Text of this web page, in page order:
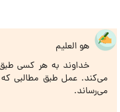
هو العلیم
خداوند به هر کسی
می‌کند. عمل طبق مطالبی
می‌رساند.